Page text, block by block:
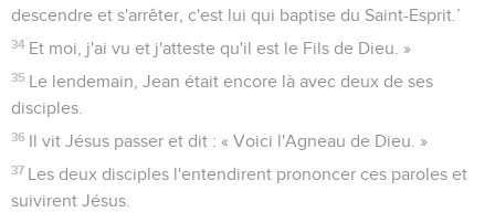
descendre et s'arrêter, c'est lui qui baptise du Saint-Esprit.’
34 Et moi, j'ai vu et j'atteste qu'il est le Fils de Dieu. »
35
Le lendemain, Jean était encore là avec deux de ses
disciples.
36 Il vit Jésus passer et dit : « Voici l'Agneau de Dieu. »
37
Les deux disciples l'entendirent prononcer ces paroles et
suivirent Jésus.